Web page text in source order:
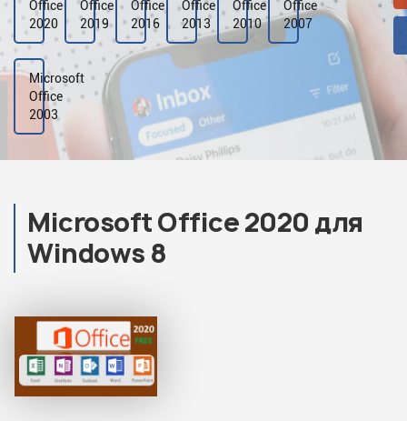
Office
2020
Office
2019
Office
2016
Office
2013
Office
2010
Office
2007
Microsoft
Office
2003
Microsoft Office 2020 для
Windows 8